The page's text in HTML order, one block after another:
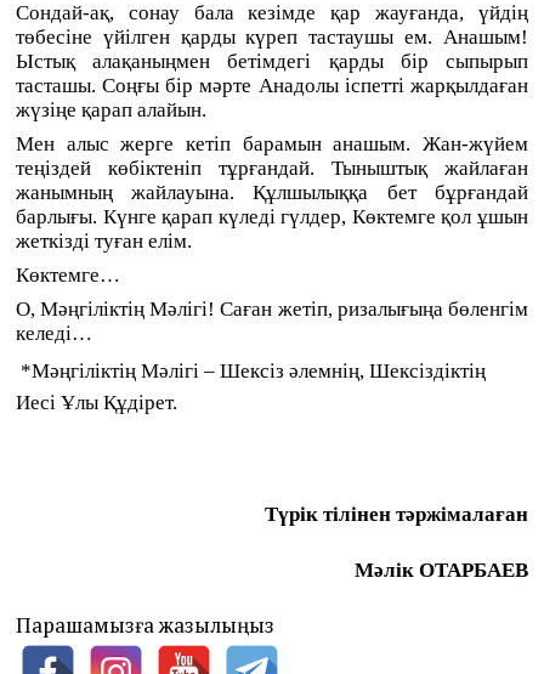
Сондай-ақ, сонау бала кезімде қар жауғанда, үйдің
төбесіне үйілген қарды күреп тастаушы ем. Анашым!
Ыстық алақаныңмен бетімдегі қарды бір сыпырып
тасташы. Соңғы бір мәрте Анадолы іспетті жарқылдаған
жүзіңе қарап алайын.
Мен алыс жерге кетіп барамын анашым. Жан-жүйем
теңіздей көбіктеніп тұрғандай. Тыныштық жайлаған
жанымның жайлауына. Құлшылыққа бет бұрғандай
барлығы. Күнге қарап күледі гүлдер, Көктемге қол ұшын
жеткізді туған елім.
Көктемге…
О, Мәңгіліктің Мәлігі! Саған жетіп, ризалығыңа бөленгім
келеді…
*Мәңгіліктің Мәлігі – Шексіз әлемнің, Шексіздіктің
Иесі Ұлы Құдірет.
Түрік тілінен тәржімалаған
Мәлік ОТАРБАЕВ
Парақшамызға жазылыңыз